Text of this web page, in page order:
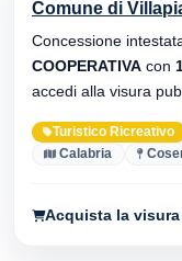
Comune di
Concessione
COOPERATIVA con
accedi alla visura
Turistico Ricreativo
Calabria
Acquista la